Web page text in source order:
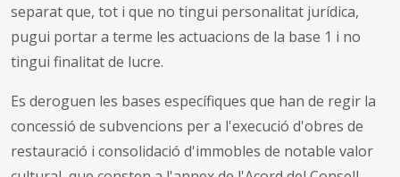
separat que, tot i que no tingui personalitat jurídica,
pugui portar a terme les actuacions de la base 1 i no
tingui finalitat de lucre.
Es deroguen les bases específiques que han de regir la
concessió de subvencions per a l'execució d'obres de
restauració i consolidació d'immobles de notable valor